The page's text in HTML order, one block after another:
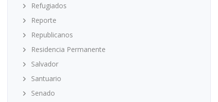
Refugiados
Reporte
Republicanos
Residencia Permanente
Salvador
Santuario
Senado